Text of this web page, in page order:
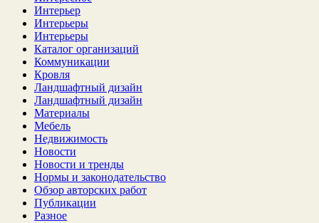
Интерьер
Интерьеры
Интерьеры
Каталог организаций
Коммуникации
Кровля
Ландшафтный дизайн
Ландшафтный дизайн
Материалы
Мебель
Недвижимость
Новости
Новости и тренды
Нормы и законодательство
Обзор авторских работ
Публикации
Разное